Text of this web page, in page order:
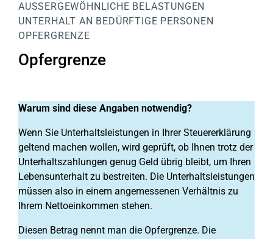
AUSSERGEWÖHNLICHE BELASTUNGEN
UNTERHALT AN BEDÜRFTIGE PERSONEN
OPFERGRENZE
Opfergrenze
Warum sind diese Angaben notwendig?
Wenn Sie Unterhaltsleistungen in Ihrer Steuererklärung
geltend machen wollen, wird geprüft, ob Ihnen trotz der
Unterhaltszahlungen genug Geld übrig bleibt, um Ihren
Lebensunterhalt zu bestreiten. Die Unterhaltsleistungen
müssen also in einem angemessenen Verhältnis zu
Ihrem Nettoeinkommen stehen.
Diesen Betrag nennt man die Opfergrenze. Die